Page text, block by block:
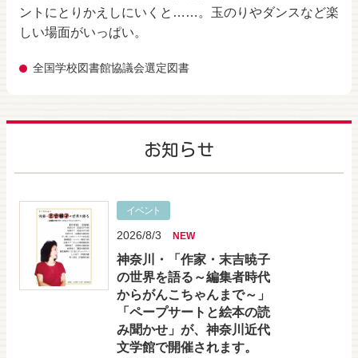
ントにとりかえしにいくと……。玉のりやダンスなど楽
しい場面がいっぱい。
全国学校図書館協議会選定図書
お知らせ
イベント
2026/8/3 NEW
神奈川・「作家・末吉暁子
の世界を語る～編集者時代
からがんこちゃんまで～」
「ペープサートと絵本の読
み聞かせ」が、神奈川近代
文学館で開催されます。